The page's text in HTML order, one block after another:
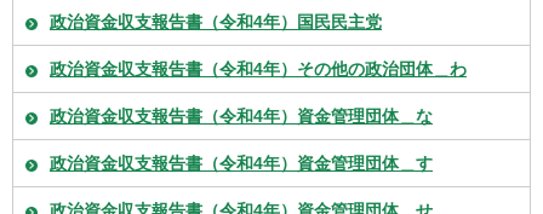
政治資金収支報告書（令和4年）国民民主党
政治資金収支報告書（令和4年）その他の政治団体＿わ
政治資金収支報告書（令和4年）資金管理団体＿な
政治資金収支報告書（令和4年）資金管理団体＿す